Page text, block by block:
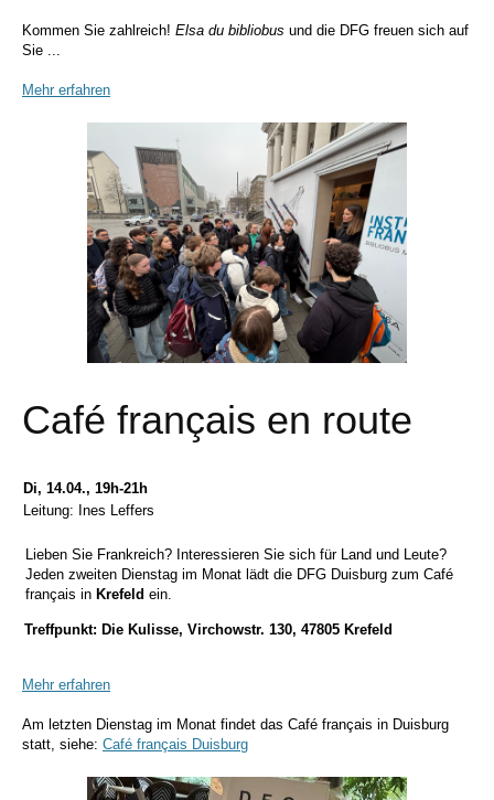
Kommen Sie zahlreich! Elsa du bibliobus und die DFG freuen sich auf
Sie ...
Mehr erfahren
Café français en route
Di, 14.04., 19h-21h
Leitung: Ines Leffers
Lieben Sie Frankreich? Interessieren Sie sich für Land und Leute?
Jeden zweiten Dienstag im Monat lädt die DFG Duisburg zum Café
français in Krefeld ein.
Treffpunkt: Die Kulisse, Virchowstr. 130, 47805 Krefeld
Mehr erfahren
Am letzten Dienstag im Monat findet das Café français in Duisburg
statt, siehe: Café français Duisburg